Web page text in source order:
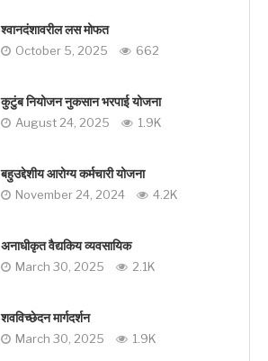
श्वानदंशावरील लस मोफत
October 5, 2025 662
कुटुंब नियोजन नुकसान भरपाई योजना
August 24, 2025 1.9K
बहुउद्देशीय आरोग्य कर्मचारी योजना
November 24, 2024 4.2K
अनाधीकृत वैद्यकिय व्यवसायिक
March 30, 2025 2.1K
शवविच्छेदन मार्गदर्शन
March 30, 2025 1.9K